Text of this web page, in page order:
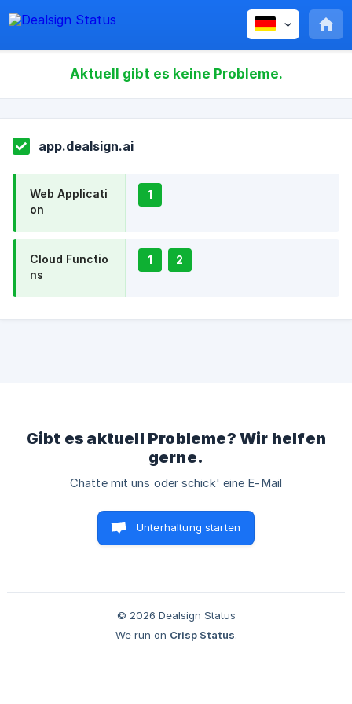
Aktuell gibt es keine Probleme.
app.dealsign.ai
Web Applicati
on
1
Cloud Functio
ns
1 2
Gibt es aktuell Probleme? Wir helfen
gerne.
Chatte mit uns oder schick' eine E-Mail
Unterhaltung starten
© 2026 Dealsign Status
We run on Crisp Status.